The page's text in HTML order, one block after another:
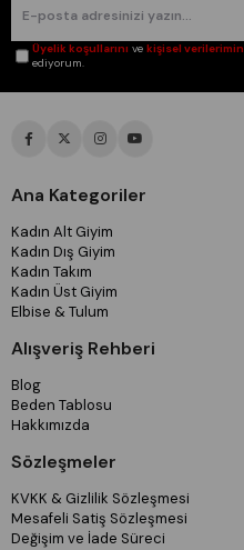
Üyelik koşullarını vekişisel verilerimin
ediyorum.
Ana Kategoriler
Kadın Alt Giyim
Kadın Dış Giyim
Kadın Takım
Kadın Üst Giyim
Elbise & Tulum
Alışveriş Rehberi
Blog
Beden Tablosu
Hakkımızda
Sözleşmeler
KVKK & Gizlilik Sözleşmesi
Mesafeli Satiş Sözleşmesi
Değişim ve İade Süreci